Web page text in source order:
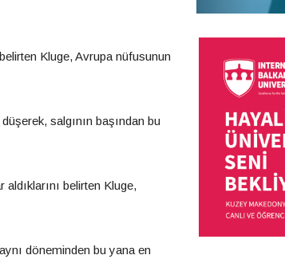
Kluge, Avrupa nüfusunun
salgının başından bu
belirten Kluge,
döneminden bu yana en